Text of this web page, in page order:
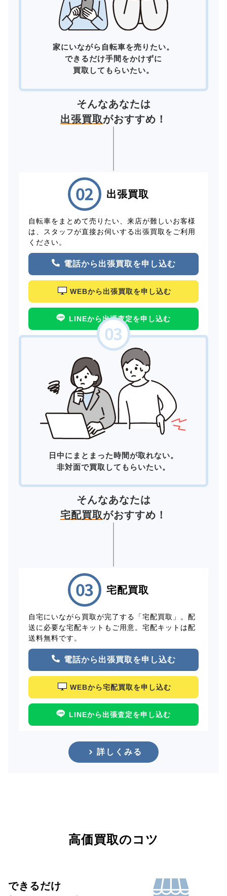
家にいながら自転車を売りたい。
できるだけ手間をかけずに
買取してもらいたい。
そんなあなたは
出張買取がおすすめ！
出張買取
自転車をまとめて売りたい、来店が難しいお客様
は、スタッフが直接お伺いする出張買取をご利用
ください。
電話から出張買取を申し込む
WEBから出張買取を申し込む
LINEから出張査定を申し込む
日中にまとまった時間が取れない。
非対面で買取してもらいたい。
そんなあなたは
宅配買取がおすすめ！
宅配買取
自宅にいながら買取が完了する「宅配買取」。配
送に必要な宅配キットもご用意。宅配キットは配
送料無料です。
電話から出張買取を申し込む
WEBから宅配買取を申し込む
LINEから出張査定を申し込む
詳しくみる
高価買取のコツ
できるだけ